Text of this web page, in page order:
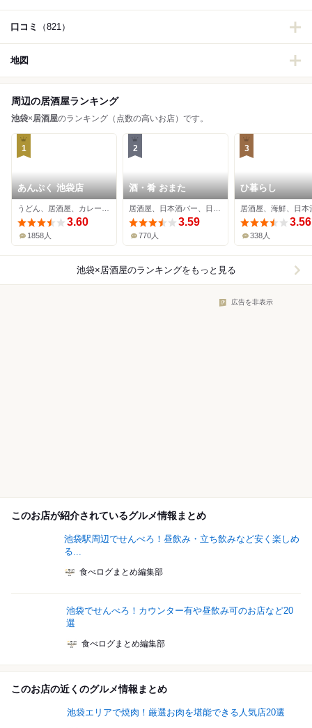
口コミ （821）
地図
周辺の居酒屋ランキング
池袋×居酒屋のランキング（点数の高いお店）です。
1
あんぷく 池袋店
3.60
1858人
2
酒・肴 おまた
3.59
770人
3
ひ暮らし
居酒屋、海鮮、日本
3.56
338人
池袋×居酒屋のランキングをもっと見る
広告を非表示
このお店が紹介されているグルメ情報まとめ
池袋駅周辺でせんべろ！昼飲み・立ち飲みなど安く楽しめ
る...
食べログまとめ編集部
池袋でせんべろ！カウンター有や昼飲み可のお店など20
選
食べログまとめ編集部
このお店の近くのグルメ情報まとめ
池袋エリアで焼肉！厳選お肉を堪能できる人気店20選